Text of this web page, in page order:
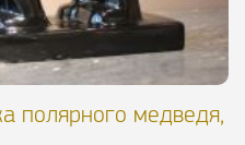
полярного медведя,